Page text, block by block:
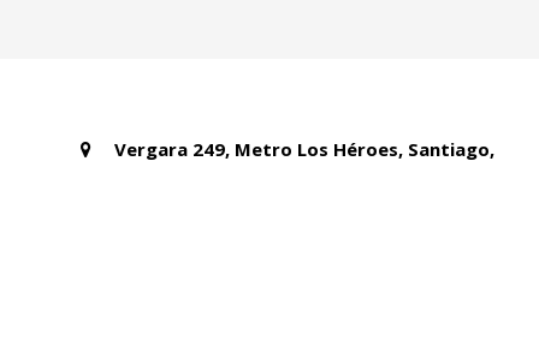
Vergara 249, Metro Los Héroes, Santiago,